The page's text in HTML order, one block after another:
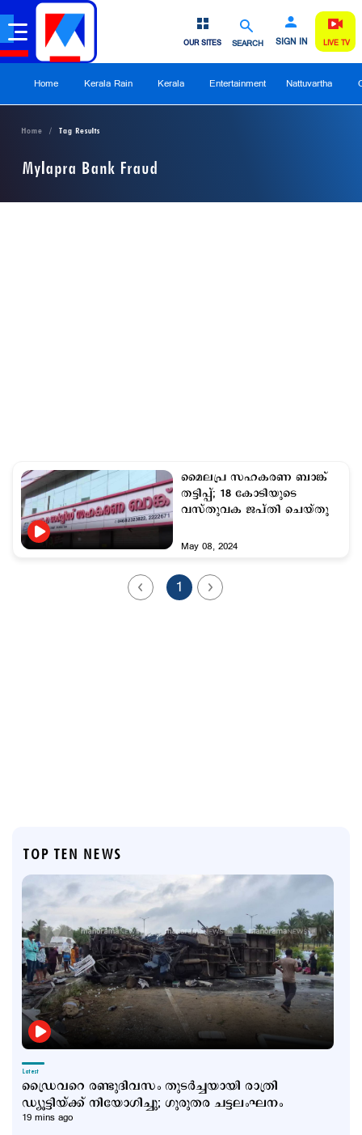
SEARCH SIGN IN
OUR SITES LIVE TV
Home Kerala Rain Kerala Entertainment Nattuvartha
Home Tag Results
Mylapra Bank Fraud
മൈലപ്ര സഹകരണ ബാങ്ക്
തട്ടിപ്പ്; 18 കോടിയുടെ
വസ്തുവക ജപ്തി ചെയ്തു
May 08, 2024
1
TOP TEN NEWS
Latest
ഡ്രൈവറെ രണ്ടുദിവസം തുടര്‍ച്ചയായി രാത്രി
ഡ്യൂട്ടിയ്ക്ക് നിയോഗിച്ചു; ഗുരുതര ചട്ടലംഘനം
19 mins ago